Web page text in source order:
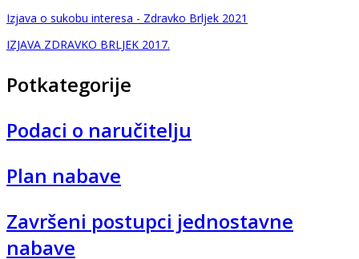
Izjava o sukobu interesa - Zdravko Brljek 2021
IZJAVA ZDRAVKO BRLJEK 2017.
Potkategorije
Podaci o naručitelju
Plan nabave
Završeni postupci jednostavne
nabave